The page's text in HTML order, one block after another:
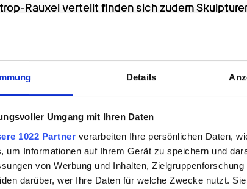
Details
Umgang mit Ihren Daten
1022 Partner verarbeiten Ihre persönlichen Daten,
um Informationen auf Ihrem Gerät zu speichern und
von Werbung und Inhalten,
darüber, wer Ihre Daten für welche Zwecke nutzt.
Rauxel verteilt finden sich zudem
dem Callo-Theater das Westfälische
Castrop-Rauxel hat, und wo auch sämtliche
Events finden im Forum Europaplatz statt,
– beide entworfen von keinem
Castrop-Rauxel etwa durch die Golfanlage
Sportart Korfball ist die Stadt
und Rudern werden in Castrop-Rauxel groß